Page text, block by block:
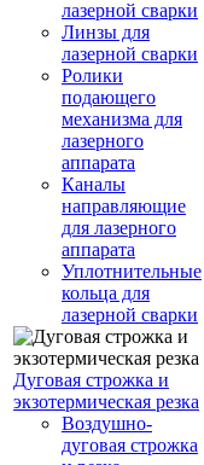
лазерной сварки
Линзы для
лазерной сварки
Ролики
подающего
механизма для
лазерного
аппарата
Каналы
направляющие
для лазерного
аппарата
Уплотнительные
кольца для
лазерной сварки
Дуговая строжка и
экзотермическая резка
Воздушно-
дуговая строжка